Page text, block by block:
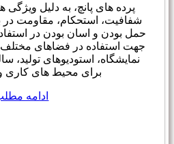
پرده های پانچ، به دلیل ویژگی
شفافیت، استحکام، مقاومت در
حمل بودن و اسان بودن در
جهت استفاده در فضاهای مختلف
نمایشگاه، استودیوهای تولید،
برای محیط های کاری
ادامه